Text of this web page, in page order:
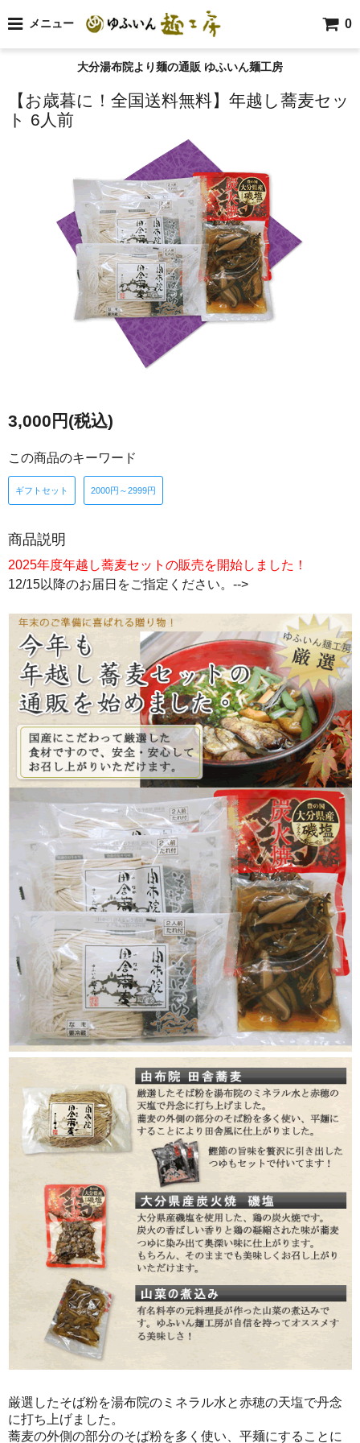
メニュー 0
大分湯布院より麺の通販 ゆふいん麺工房
【お歳暮に！全国送料無料】年越し蕎麦セッ
ト 6人前
3,000円(税込)
この商品のキーワード
ギフトセット 2000円～2999円
商品説明
2025年度年越し蕎麦セットの販売を開始しました！
12/15以降のお届日をご指定ください。-->
厳選したそば粉を湯布院のミネラル水と赤穂の天塩で丹念
に打ち上げました。
蕎麦の外側の部分のそば粉を多く使い、平麺にすることに